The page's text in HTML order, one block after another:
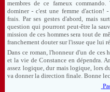
membres de ce fameux
dominer - c'est une femme d'action!
frais. Par ses gestes d'abord, mais
question qui pourront peut-être la
mission de ces hommes sera tout de
franchement douter sur l'issue que lui
Dans ce roman, l'honneur d'un de ces
et la vie de Constance en dépendra.
assez logique, dur mais logique, lors
va donner la direction finale. Bonne